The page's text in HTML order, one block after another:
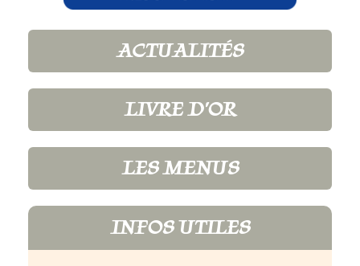
ACTUALITÉS
LIVRE D'OR
LES MENUS
INFOS UTILES